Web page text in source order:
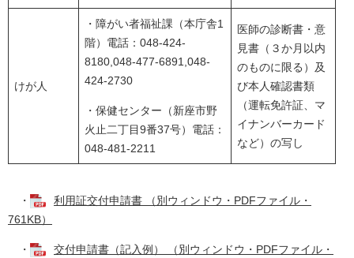
けが人
・障がい者福祉課（本庁舎1
階）電話：048-424-
8180,048-477-6891,048-
424-2730
・保健センター（新座市野
火止二丁目9番37号）電話：
048-481-2211
医師の診断書・意
見書（３か月以内
のものに限る）及
び本人確認書類
（運転免許証、マ
イナンバーカード
など）の写し
・
利用証交付申請書 （別ウィンドウ・PDFファイル・
761KB）
・ 交付申請書（記入例） （別ウィンドウ・PDFファイル・